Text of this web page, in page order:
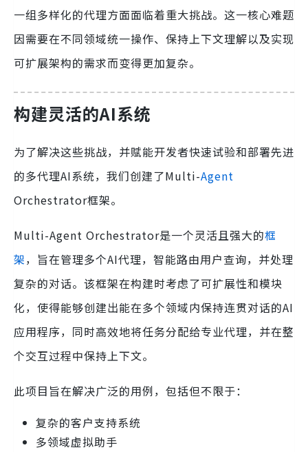
一组多样化的代理方面面临着重大挑战。这一核心难题
因需要在不同领域统一操作、保持上下文理解以及实现
可扩展架构的需求而变得更加复杂。
构建灵活的AI系统
为了解决这些挑战，并赋能开发者快速试验和部署先进
的多代理AI系统，我们创建了Multi-Agent
Orchestrator框架。
Multi-Agent Orchestrator是一个灵活且强大的框
架，旨在管理多个AI代理，智能路由用户查询，并处理
复杂的对话。该框架在构建时考虑了可扩展性和模块
化，使得能够创建出能在多个领域内保持连贯对话的AI
应用程序，同时高效地将任务分配给专业代理，并在整
个交互过程中保持上下文。
此项目旨在解决广泛的用例，包括但不限于：
复杂的客户支持系统
多领域虚拟助手